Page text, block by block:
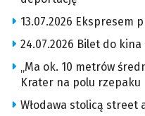
13.07.2026 Ekspresem
24.07.2026 Bilet do
„Ma ok. 10 metrów
Krater na polu rzepaku
Włodawa stolicą street